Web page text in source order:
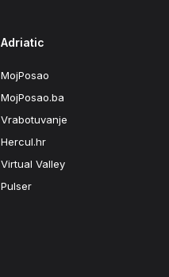
Adriatic
MojPosao
MojPosao.ba
Vrabotuvanje
Hercul.hr
Virtual Valley
Pulser